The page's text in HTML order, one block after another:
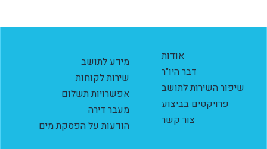
אודות
דבר היו"ר
שיפור השירות לתושב
פרויקטים בביצוע
צור קשר
מידע לתושב
שירות לקוחות
אפשרויות תשלום
מעבר דירה
הודעות על הפסקת מים